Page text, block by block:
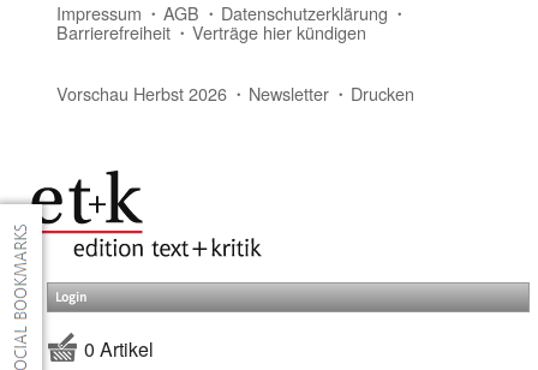
Impressum AGB Datenschutzerklärung
Barrierefreiheit Verträge hier kündigen
Vorschau Herbst 2026 Newsletter Drucken
Login
0 Artikel